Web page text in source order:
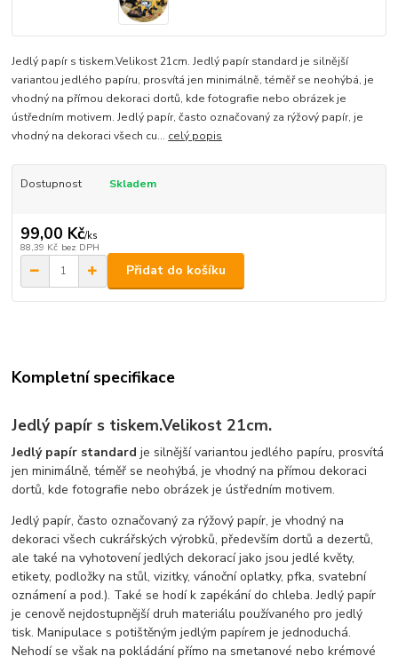
Jedlý papír s tiskem.Velikost 21cm. Jedlý papír standard je silnější
variantou jedlého papíru, prosvítá jen minimálně, téměř se neohýbá, je
vhodný na přímou dekoraci dortů, kde fotografie nebo obrázek je
ústředním motivem. Jedlý papír, často označovaný za rýžový papír, je
vhodný na dekoraci všech cu... celý popis
Dostupnost Skladem
99,00 Kč/ks
88,39 Kč bez DPH
Přidat do košíku
Kompletní specifikace
Jedlý papír s tiskem.Velikost 21cm.
Jedlý papír standard je silnější variantou jedlého papíru, prosvítá
jen minimálně, téměř se neohýbá, je vhodný na přímou dekoraci
dortů, kde fotografie nebo obrázek je ústředním motivem.
Jedlý papír, často označovaný za rýžový papír, je vhodný na
dekoraci všech cukrářských výrobků, především dortů a dezertů,
ale také na vyhotovení jedlých dekorací jako jsou jedlé květy,
etikety, podložky na stůl, vizitky, vánoční oplatky, pfka, svatební
oznámení a pod.). Také se hodí k zapékání do chleba. Jedlý papír
je cenově nejdostupnější druh materiálu používaného pro jedlý
tisk. Manipulace s potištěným jedlým papírem je jednoduchá.
Nehodí se však na pokládání přímo na smetanové nebo krémové